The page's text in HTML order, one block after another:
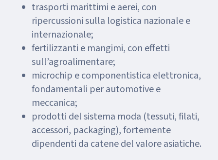
trasporti marittimi e aerei, con
ripercussioni sulla logistica nazionale e
internazionale;
fertilizzanti e mangimi, con effetti
sull’agroalimentare;
microchip e componentistica elettronica,
fondamentali per automotive e
meccanica;
prodotti del sistema moda (tessuti, filati,
accessori, packaging), fortemente
dipendenti da catene del valore asiatiche.